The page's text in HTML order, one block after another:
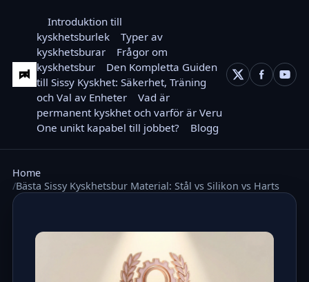
Introduktion till
kyskhetsburlek
Typer av
kyskhetsburar
Frågor om
kyskhetsbur
Den Kompletta Guiden
till Sissy Kyskhet: Säkerhet, Träning
och Val av Enheter
Vad är
permanent kyskhet och varför är Veru
One unikt kapabel till jobbet?
Blogg
Home
Bästa Sissy Kyskhetsbur Material: Stål vs Silikon vs Harts